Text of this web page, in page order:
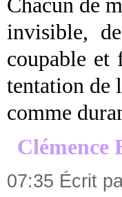
Chacun de
invisible,
coupable et
tentation de
comme
Clémence
07:35 Écrit